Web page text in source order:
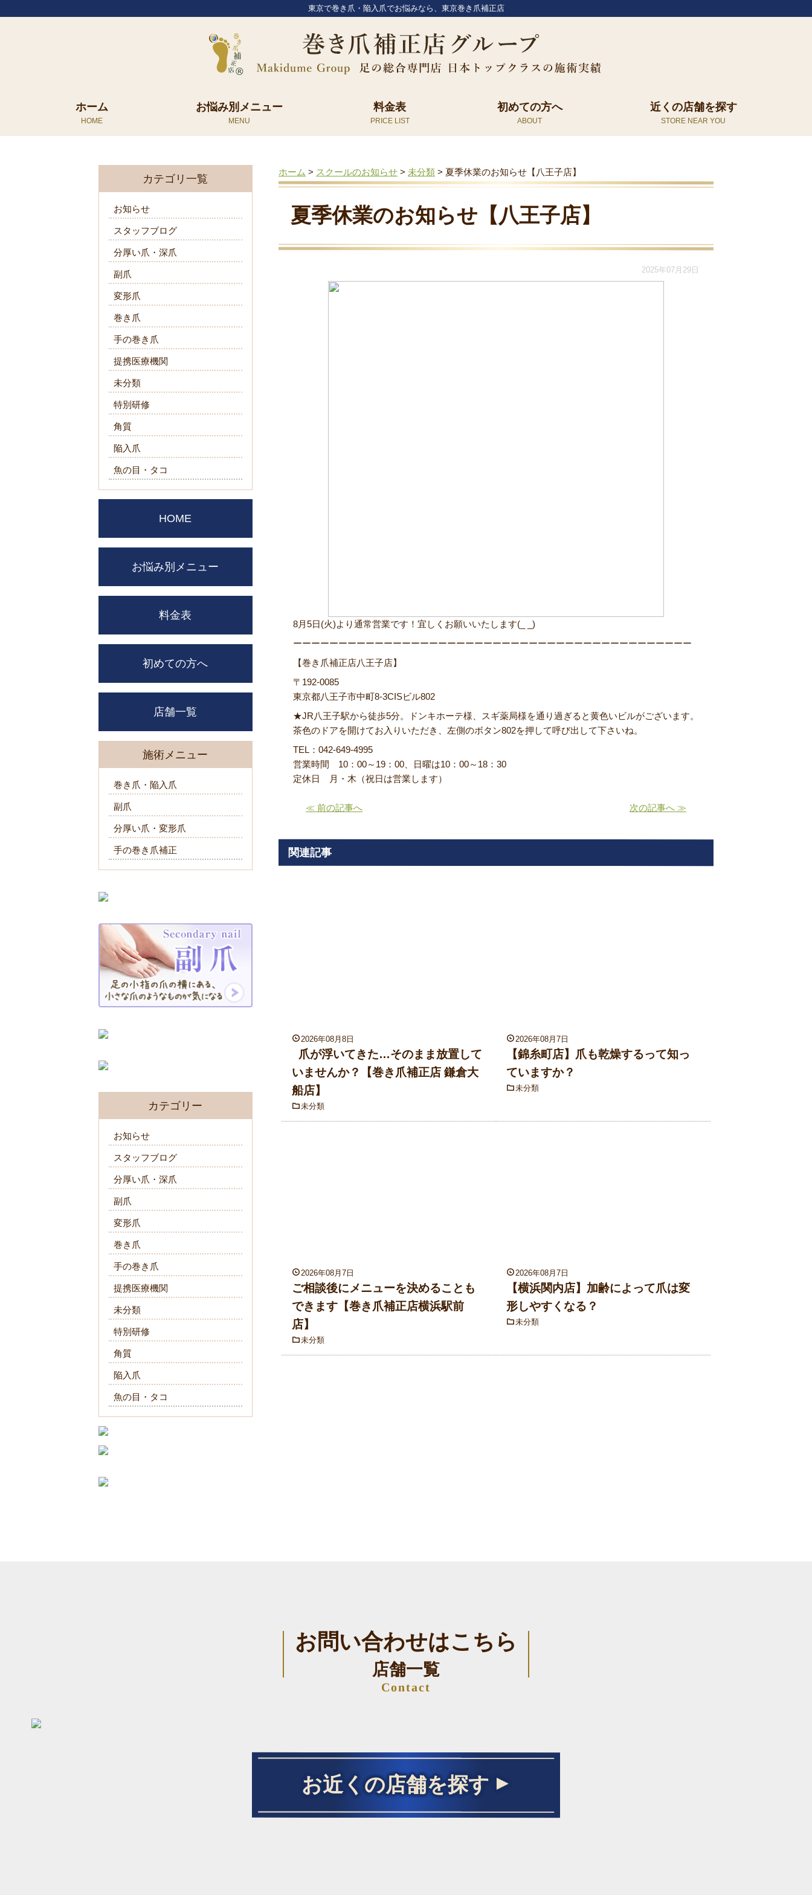
東京で巻き爪・陥入爪でお悩みなら、東京巻き爪補正店
ホーム お悩み別メニュー 料金表 初めての方へ 近くの店舗を探す
ホーム > スクールのお知らせ > 未分類 > 夏季休業のお知らせ【八王子店】
夏季休業のお知らせ【八王子店】
2025年07月29日
8月5日(火)より通常営業です！宜しくお願いいたします(_ _)
ーーーーーーーーーーーーーーーーーーーーーーーーーーーーーーーーーーーーーーーーーーーー
【巻き爪補正店八王子店】
〒192-0085
東京都八王子市中町8-3CISビル802
★JR八王子駅から徒歩5分。ドンキホーテ様、スギ薬局様を通り過ぎると黄色いビルがございます。
茶色のドアを開けてお入りいただき、左側のボタン802を押して呼び出して下さいね。
TEL：042-649-4995
営業時間 10：00～19：00、日曜は10：00～18：30
定休日 月・木（祝日は営業します）
≪ 前の記事へ 次の記事へ ≫
関連記事
2026年08月8日
爪が浮いてきた…そのまま放置して
いませんか？【巻き爪補正店 鎌倉大
船店】
未分類
2026年08月7日
【錦糸町店】爪も乾燥するって知っ
ていますか？
未分類
2026年08月7日
ご相談後にメニューを決めることも
できます【巻き爪補正店横浜駅前
店】
未分類
2026年08月7日
【横浜関内店】加齢によって爪は変
形しやすくなる？
未分類
カテゴリ一覧
お知らせ
スタッフブログ
分厚い爪・深爪
副爪
変形爪
巻き爪
手の巻き爪
提携医療機関
未分類
特別研修
角質
陥入爪
魚の目・タコ
HOME
お悩み別メニュー
料金表
初めての方へ
店舗一覧
施術メニュー
巻き爪・陥入爪
副爪
分厚い爪・変形爪
手の巻き爪補正
カテゴリー
お知らせ
スタッフブログ
分厚い爪・深爪
副爪
変形爪
巻き爪
手の巻き爪
提携医療機関
未分類
特別研修
角質
陥入爪
魚の目・タコ
お問い合わせはこちら
店舗一覧
Contact
お近くの店舗を探す